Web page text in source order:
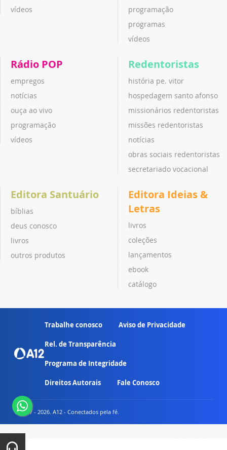
vídeos
programação
programas
vídeos
Rádio POP
empregos
notícias
ouça ao vivo
programação
vídeos
Redentoristas
história pe. vitor
hospedagem santo afonso
missionários redentoristas
missões redentoristas
notícias
obras sociais redentoristas
secretariado vocacional
Editora Santuário
bíblias
deus conosco
livros
outros produtos
Editora Ideias &
Letras
livros
coleções
lançamentos
ebook
catálogo
Trabalhe conosco Aviso de Privacidade
Rel. de Transparência
Programa de Integridade
Direitos Autorais Fale Conosco
© 2007 - 2026. A12 - Conectados pela fé.